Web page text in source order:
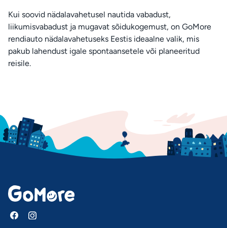
Kui soovid nädalavahetusel nautida vabadust,
liikumisvabadust ja mugavat sõidukogemust, on GoMore
rendiauto nädalavahetuseks Eestis ideaalne valik, mis
pakub lahendust igale spontaansetele või planeeritud
reisile.